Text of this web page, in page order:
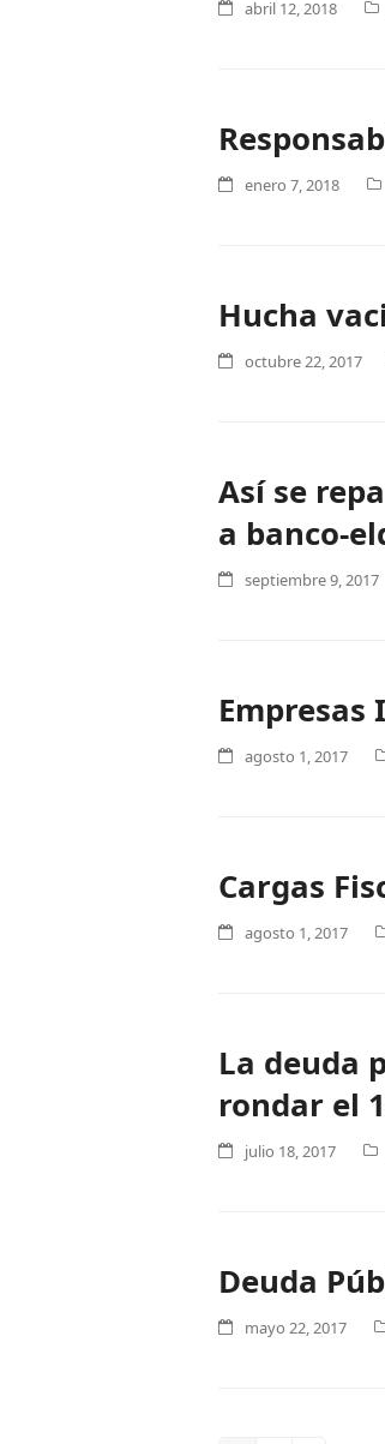
abril 12, 2018
enero 7, 2018
Hucha
octubre 22, 2017
Así se
a banco-
septiembre 9, 2017
Empresas
agosto 1, 2017
Cargas
agosto 1, 2017
La deuda
rondar el
julio 18, 2017
Deuda
mayo 22, 2017